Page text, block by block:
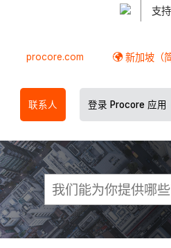
支持
procore.com 新加坡（
联系人 登录 Procore 应用